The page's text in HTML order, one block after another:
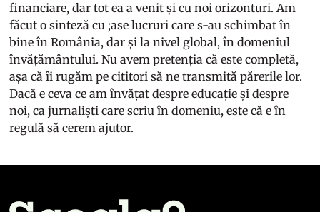
financiare, dar tot ea a venit și cu noi orizonturi. Am
făcut o sinteză cu ;ase lucruri care s-au schimbat în
bine în România, dar și la nivel global, în domeniul
învățământului. Nu avem pretenția că este completă,
așa că îi rugăm pe cititori să ne transmită părerile lor.
Dacă e ceva ce am învățat despre educație și despre
noi, ca jurnaliști care scriu în domeniu, este că e în
regulă să cerem ajutor.